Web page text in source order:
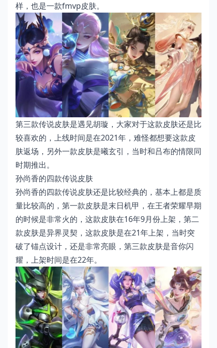
样，也是一款fmvp皮肤。
第三款传说皮肤是遇见胡璇，大家对于这款皮肤还是比
较喜欢的，上线时间是在2021年，难怪都想要这款皮
肤返场，另外一款皮肤是曦玄引，当时和吕布的情限同
时期推出。
孙尚香的四款传说皮肤
孙尚香的四款传说皮肤还是比较经典的，基本上都是质
量比较高的，第一款皮肤是末日机甲，在王者荣耀早期
的时候是非常火的，这款皮肤在16年9月份上架，第二
款皮肤是异界灵契，这款皮肤是在21年上架，当时突
破了锚点设计，还是非常亮眼，第三款皮肤是音你闪
耀，上架时间是在22年。